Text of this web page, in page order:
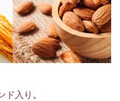
ド入り。